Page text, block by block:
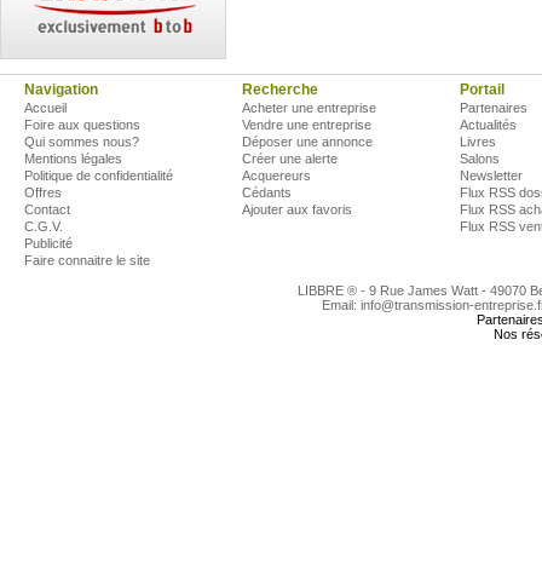
Navigation
Accueil
Foire aux questions
Qui sommes nous?
Mentions légales
Politique de confidentialité
Offres
Contact
C.G.V.
Publicité
Faire connaitre le site
Recherche
Acheter une entreprise
Vendre une entreprise
Déposer une annonce
Créer une alerte
Acquereurs
Cédants
Ajouter aux favoris
Portail
Partenaires
Actualités
Livres
Salons
Newsletter
Flux RSS
Flux RSS
Flux RSS
LIBBRE ® - 9 Rue James Watt - 49070
Email: info@transmission-
Nos